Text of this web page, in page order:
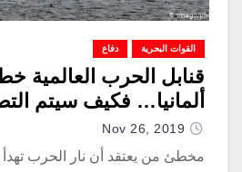
القوات البحرية دفاع
قنابل الحرب العالمية
ألمانيا… فكيف سيتم
Nov 26, 2019
مخطئ من يعتقد أن نار الحرب تهدأ